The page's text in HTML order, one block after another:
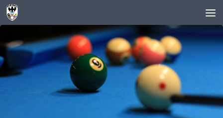
Zum Inhalt springen